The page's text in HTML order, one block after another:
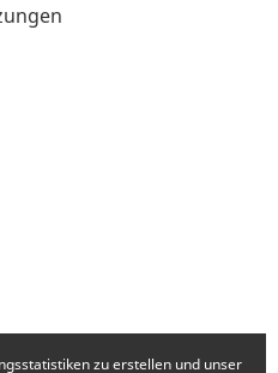
zu erstellen und unser